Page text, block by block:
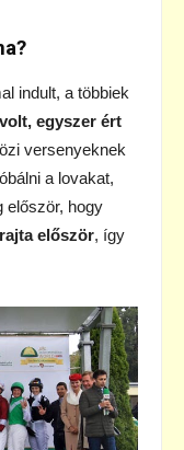
indult, a többiek
egyszer ért
versenyeknek
a lovakat,
először, hogy
először, így